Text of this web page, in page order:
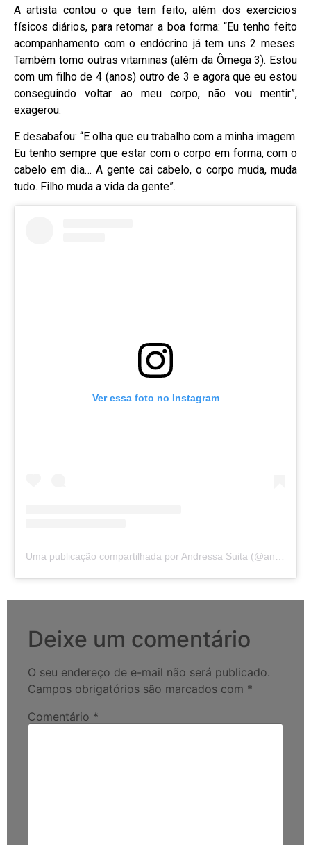
A artista contou o que tem feito, além dos exercícios
físicos diários, para retomar a boa forma: “Eu tenho feito
acompanhamento com o endócrino já tem uns 2 meses.
Também tomo outras vitaminas (além da Ômega 3). Estou
com um filho de 4 (anos) outro de 3 e agora que eu estou
conseguindo voltar ao meu corpo, não vou mentir”,
exagerou.
E desabafou: “E olha que eu trabalho com a minha imagem.
Eu tenho sempre que estar com o corpo em forma, com o
cabelo em dia… A gente cai cabelo, o corpo muda, muda
tudo. Filho muda a vida da gente”.
Ver essa foto no Instagram
Deixe um comentário
O seu endereço de e-mail não será publicado.
Campos obrigatórios são marcados com *
Comentário *